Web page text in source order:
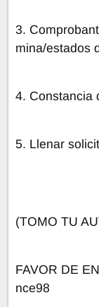
3.
mina/estados
4. Constancia
5. Llenar
(TOMO TU
FAVOR DE
nce98